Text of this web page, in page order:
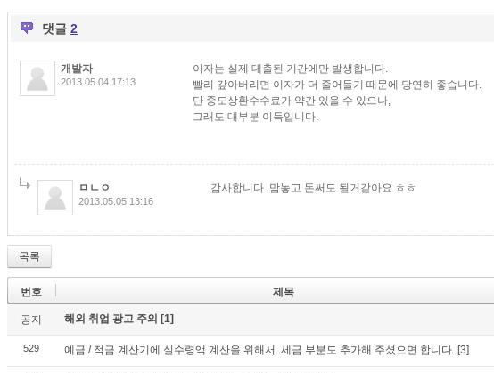
댓글 2
개발자
2013.05.04 17:13
이자는 실제 대출된 기간에만 발생합니다.
빨리 갚아버리면 이자가 더 줄어들기 때문에 당연히 좋습니다.
단 중도상환수수료가 약간 있을 수 있으나,
그래도 대부분 이득입니다.
ㅁㄴㅇ
2013.05.05 13:16
감사합니다. 맘놓고 돈써도 될거같아요 ㅎㅎ
목록
번호 제목
공지 해외 취업 광고 주의 [1]
529 예금 / 적금 계산기에 실수령액 계산을 위해서..세금 부분도 추가해 주셨으면 합니다. [3]